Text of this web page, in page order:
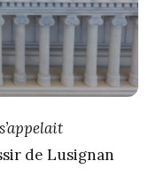
de Lusignan